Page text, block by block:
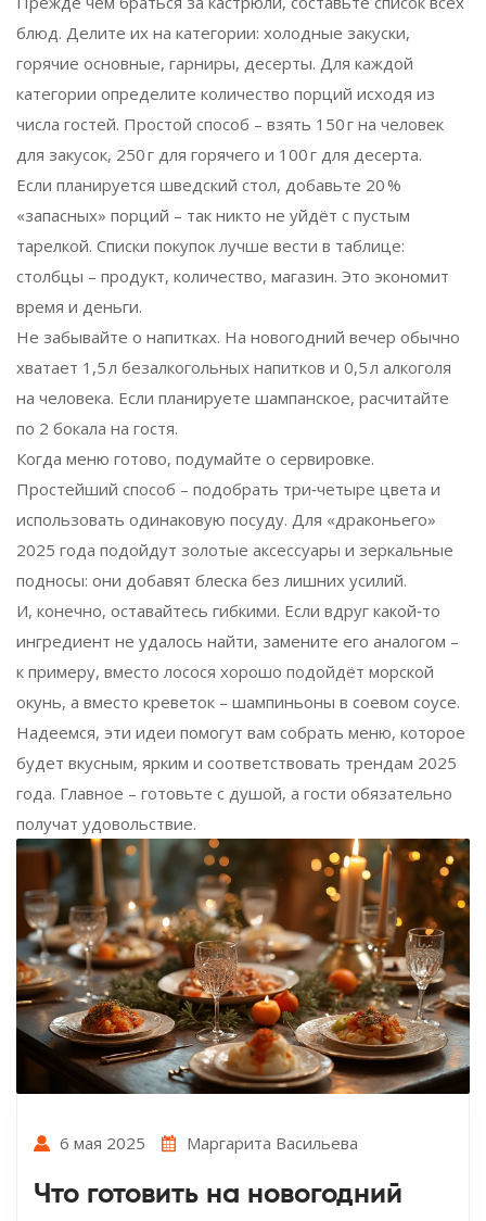
блюд. Делите их на категории: холодные закуски,
горячие основные, гарниры, десерты. Для каждой
категории определите количество порций исходя из
числа гостей. Простой способ – взять 150 г на человек
для закусок, 250 г для горячего и 100 г для десерта.
Если планируется шведский стол, добавьте 20 %
«запасных» порций – так никто не уйдёт с пустым
тарелкой. Списки покупок лучше вести в таблице:
столбцы – продукт, количество, магазин. Это экономит
время и деньги.
Не забывайте о напитках. На новогодний вечер обычно
хватает 1,5 л безалкогольных напитков и 0,5 л алкоголя
на человека. Если планируете шампанское, расчитайте
по 2 бокала на гостя.
Когда меню готово, подумайте о сервировке.
Простейший способ – подобрать три‑четыре цвета и
использовать одинаковую посуду. Для «драконьего»
2025 года подойдут золотые аксессуары и зеркальные
подносы: они добавят блеска без лишних усилий.
И, конечно, оставайтесь гибкими. Если вдруг какой‑то
ингредиент не удалось найти, замените его аналогом –
к примеру, вместо лосося хорошо подойдёт морской
окунь, а вместо креветок – шампиньоны в соевом соусе.
Надеемся, эти идеи помогут вам собрать меню, которое
будет вкусным, ярким и соответствовать трендам 2025
года. Главное – готовьте с душой, а гости обязательно
получат удовольствие.
6 мая 2025 Маргарита Васильева
Что готовить на новогодний